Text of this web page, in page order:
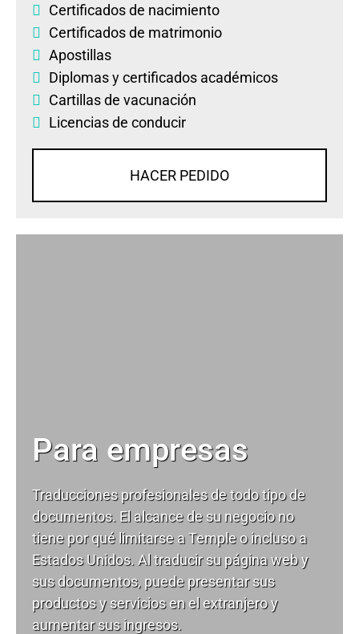
Certificados de nacimiento
Certificados de matrimonio
Apostillas
Diplomasycertificados académicos
Cartillas de vacunación
Licencias de conducir
HACER PEDIDO
Para empresas
Traducciones profesionales de todo tipo de
documentos. El alcance de su negocio no
tiene por qué limitarse a Temple o incluso a
Estados Unidos. Al traducir su página web y
sus documentos, puede presentar sus
productos y servicios en el extranjero y
aumentar sus ingresos.